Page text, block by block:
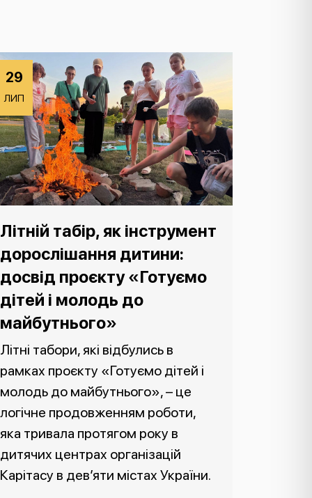
29
ЛИП
Літній табір, як інструмент
дорослішання дитини:
досвід проєкту «Готуємо
дітей і молодь до
майбутнього»
Літні табори, які відбулись в
рамках проєкту «Готуємо дітей і
молодь до майбутнього», – це
логічне продовженням роботи,
яка тривала протягом року в
дитячих центрах організацій
Карітасу в дев’яти містах України.